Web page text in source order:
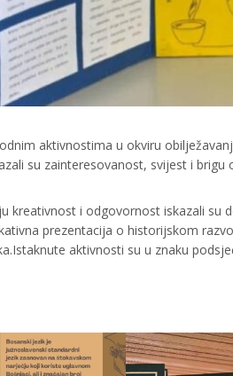
aktivnostima u okviru
su zainteresovanost, svijest i brigu
kreativnost i odgovornost iskazali su
prezentacija o historijskom
aktivnosti su u znaku